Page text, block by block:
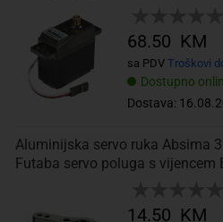
Dostupno
Dostava:
68.50 KM
sa PDV Troškovi
Aluminijska servo ruka Absima
Futaba servo poluga s vijencem
14.50 KM